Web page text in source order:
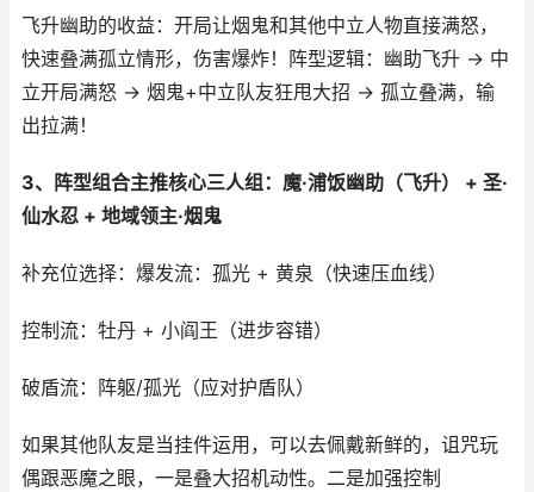
飞升幽助的收益：开局让烟鬼和其他中立人物直接满怒，
快速叠满孤立情形，伤害爆炸！阵型逻辑：幽助飞升 → 中
立开局满怒 → 烟鬼+中立队友狂甩大招 → 孤立叠满，输
出拉满！
3、阵型组合主推核心三人组：魔·浦饭幽助（飞升） + 圣·
仙水忍 + 地域领主·烟鬼
补充位选择：爆发流：孤光 + 黄泉（快速压血线）
控制流：牡丹 + 小阎王（进步容错）
破盾流：阵躯/孤光（应对护盾队）
如果其他队友是当挂件运用，可以去佩戴新鲜的，诅咒玩
偶跟恶魔之眼，一是叠大招机动性。二是加强控制